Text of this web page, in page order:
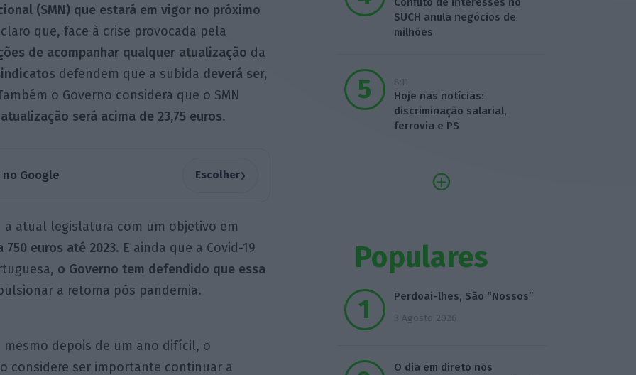
(SMN) que estará em vigor no próximo
que, face à crise provocada pela
de acompanhar qualquer atualização da
defendem que a subida deverá ser,
o Governo considera que o SMN
será acima de 23,75 euros.
Google Escolher›
a atual legislatura com um objetivo em
euros até 2023. E ainda que a Covid-19
o Governo tem defendido que essa
a retoma pós pandemia.
mesmo depois de um ano difícil, o
considere ser importante continuar a
SUCH anula negócios de
milhões
8:11
Hoje nas notícias:
discriminação salarial,
ferrovia e PS
Populares
Perdoai-lhes, São “Nossos”
3 Agosto 2026
O dia em direto nos